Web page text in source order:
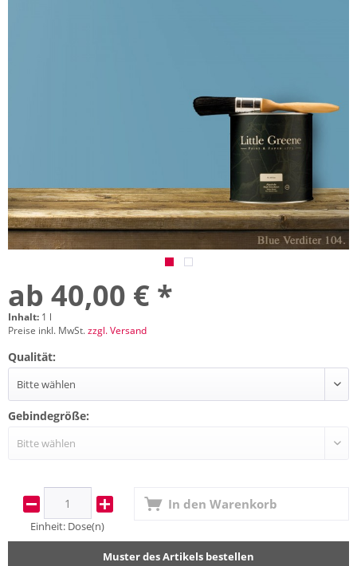
ab 40,00 € *
Inhalt: 1 l
Preise inkl. MwSt.zzgl. Versand
Qualität:
Gebindegröße:
Einheit: Dose(n)
In den Warenkorb
Muster des Artikels bestellen